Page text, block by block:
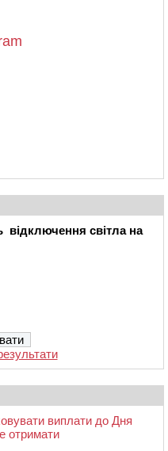
світла на
виплати до Дня
отримати